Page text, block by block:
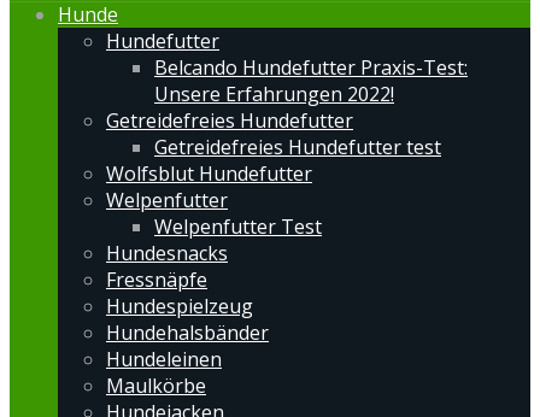
Hunde
Hundefutter
Belcando Hundefutter Praxis-Test:
Unsere Erfahrungen 2022!
Getreidefreies Hundefutter
Getreidefreies Hundefutter test
Wolfsblut Hundefutter
Welpenfutter
Welpenfutter Test
Hundesnacks
Fressnäpfe
Hundespielzeug
Hundehalsbänder
Hundeleinen
Maulkörbe